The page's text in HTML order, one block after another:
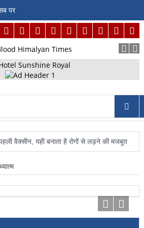
पर
वैक्सीन, यही बनाता है रोगों से लड़ने की मजबूत
कंवर
में ऊना का दम दिखाएंगे चयनित खिलाड़ी,